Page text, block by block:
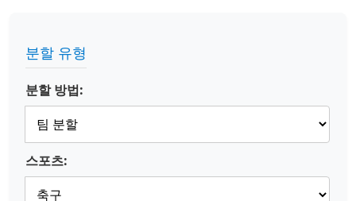
분할 유형
분할 방법:
스포츠: